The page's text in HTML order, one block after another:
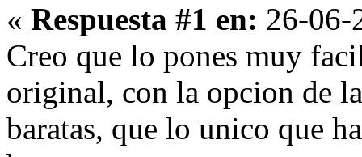
« Respuesta #1 en: 26-06-
Creo que lo pones muy
original, con la opcion de
baratas, que lo unico que